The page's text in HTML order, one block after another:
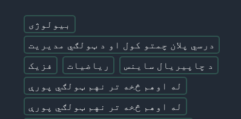
بیولوژی
درسي پلان چمتو کول او د ټولګي مدیریت
د چاپیریال ساینس
ریاضیات
فزیک
له اوهم څخه تر نهم ټولګي پورې
له اوهم څخه تر نهم ټولګي پورې